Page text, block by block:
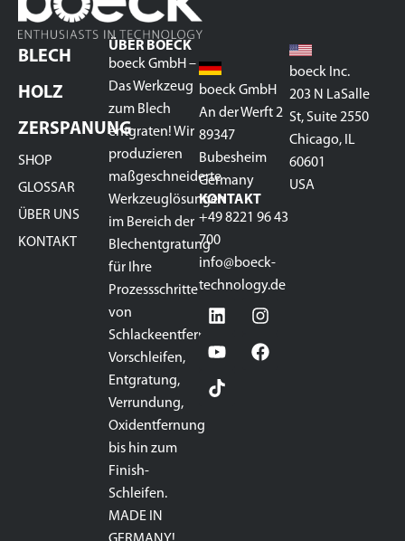
BLECH
HOLZ
ZERSPANUNG
SHOP
GLOSSAR
ÜBER UNS
KONTAKT
ÜBER BOECK
boeck GmbH –
Das Werkzeug
zum Blech
entgraten! Wir
produzieren
maßgeschneiderte
Werkzeuglösungen
im Bereich der
Blechentgratung
für Ihre
Prozessschritte
von
Schlackeentfernung,
Vorschleifen,
Entgratung,
Verrundung,
Oxidentfernung
bis hin zum
Finish-
Schleifen.
MADE IN
boeck GmbH
An der Werft 2
89347
Bubesheim
Germany
KONTAKT
+49 8221 96 43
700
info@boeck-
technology.de
boeck Inc.
203 N LaSalle
St, Suite 2550
Chicago, IL
60601
USA